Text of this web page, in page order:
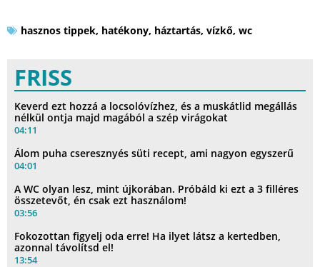
hasznos tippek, hatékony, háztartás, vízkő, wc
FRISS
Keverd ezt hozzá a locsolóvízhez, és a muskátlid megállás
nélkül ontja majd magából a szép virágokat
04:11
Álom puha cseresznyés süti recept, ami nagyon egyszerű
04:01
A WC olyan lesz, mint újkorában. Próbáld ki ezt a 3 filléres
összetevőt, én csak ezt használom!
03:56
Fokozottan figyelj oda erre! Ha ilyet látsz a kertedben,
azonnal távolítsd el!
13:54